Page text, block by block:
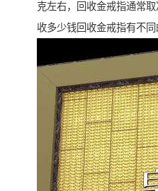
克左右，回收金戒指通常
收多少钱回收金戒指有不同